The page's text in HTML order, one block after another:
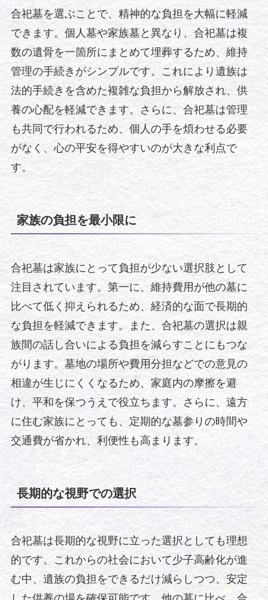
合祀墓を選ぶことで、精神的な負担を大幅に軽減
できます。個人墓や家族墓と異なり、合祀墓は複
数の遺骨を一箇所にまとめて埋葬するため、維持
管理の手続きがシンプルです。これにより遺族は
法的手続きを含めた複雑な負担から解放され、供
養の心配を軽減できます。さらに、合祀墓は管理
も共同で行われるため、個人の手を煩わせる必要
がなく、心の平安を得やすいのが大きな利点で
す。
家族の負担を最小限に
合祀墓は家族にとって負担が少ない選択肢として
注目されています。第一に、維持費用が他の墓に
比べて低く抑えられるため、経済的な面で長期的
な負担を軽減できます。また、合祀墓の選択は親
族間の話し合いによる負担を減らすことにもつな
がります。墓地の場所や費用分担などでの意見の
相違が生じにくくなるため、家庭内の摩擦を避
け、平和を保つうえで役立ちます。さらに、遠方
に住む家族にとっても、定期的な墓参りの時間や
交通費が省かれ、利便性も高まります。
長期的な視野での選択
合祀墓は長期的な視野に立った選択としても理想
的です。これからの社会において少子高齢化が進
む中、遺族の負担をできるだけ減らしつつ、安定